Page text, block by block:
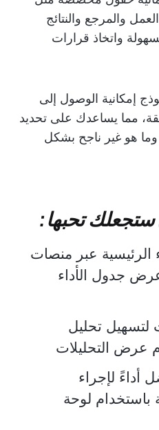
والمرجع والنتائج
واتخاذ قرارات
إمكانية الوصول إلى
مما يساعدك على تحديد
وما هو غير ناجح بشكل
ستجعلك تحبها:
الرئيسية عبر منصات
جدول الأداء
لتسهيل تحليل
عرض التحليلات
أداءً لإجراء
باستخدام لوحة